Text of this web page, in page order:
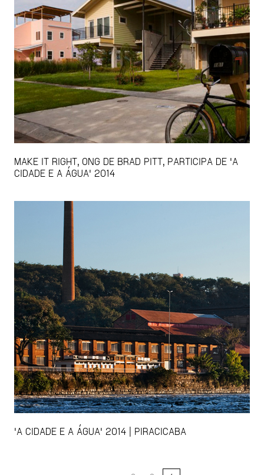
MAKE IT RIGHT, ONG DE BRAD PITT, PARTICIPA DE 'A
CIDADE E A ÁGUA' 2014
'A CIDADE E A ÁGUA' 2014 | PIRACICABA